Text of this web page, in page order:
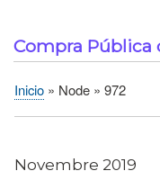
Compra Pública
Sobrescribir
ayuda
Inicio Node 972
Novembre 2019